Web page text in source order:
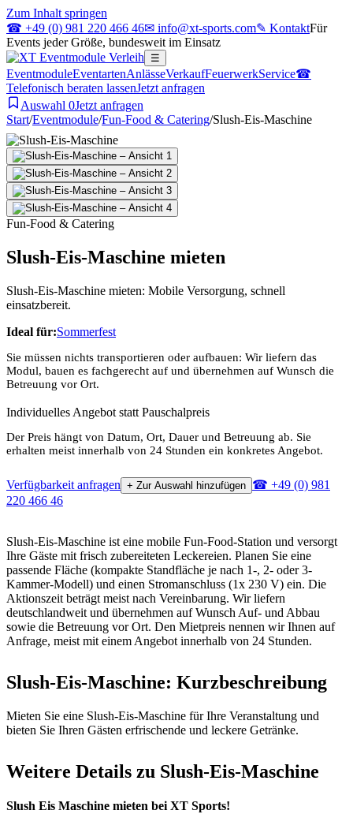
Zum Inhalt springen
☎ +49 (0) 981 220 466 46✉ info@xt-sports.com✎ KontaktFür
Events jeder Größe, bundesweit im Einsatz
☰
EventmoduleEventartenAnlässeVerkaufFeuerwerkService☎
Telefonisch beraten lassenJetzt anfragen
Auswahl 0Jetzt anfragen
Start/Eventmodule/Fun-Food & Catering/Slush-Eis-Maschine
Fun-Food & Catering
Slush-Eis-Maschine mieten
Slush-Eis-Maschine mieten: Mobile Versorgung, schnell
einsatzbereit.
Ideal für:Sommerfest
Sie müssen nichts transportieren oder aufbauen: Wir liefern das
Modul, bauen es fachgerecht auf und übernehmen auf Wunsch die
Betreuung vor Ort.
Individuelles Angebot statt Pauschalpreis
Der Preis hängt von Datum, Ort, Dauer und Betreuung ab. Sie
erhalten meist innerhalb von 24 Stunden ein konkretes Angebot.
Verfügbarkeit anfragen + Zur Auswahl hinzufügen ☎ +49 (0) 981
220 466 46
Slush-Eis-Maschine ist eine mobile Fun-Food-Station und versorgt
Ihre Gäste mit frisch zubereiteten Leckereien. Planen Sie eine
passende Fläche (kompakte Standfläche je nach 1-, 2- oder 3-
Kammer-Modell) und einen Stromanschluss (1x 230 V) ein. Die
Aktionszeit beträgt meist nach Vereinbarung. Wir liefern
deutschlandweit und übernehmen auf Wunsch Auf- und Abbau
sowie die Betreuung vor Ort. Den Mietpreis nennen wir Ihnen auf
Anfrage, meist mit einem Angebot innerhalb von 24 Stunden.
Slush-Eis-Maschine: Kurzbeschreibung
Mieten Sie eine Slush-Eis-Maschine für Ihre Veranstaltung und
bieten Sie Ihren Gästen erfrischende und leckere Getränke.
Weitere Details zu Slush-Eis-Maschine
Slush Eis Maschine mieten bei XT Sports!